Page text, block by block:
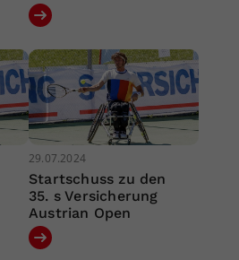
29.07.2024
Startschuss zu den
35. s Versicherung
Austrian Open